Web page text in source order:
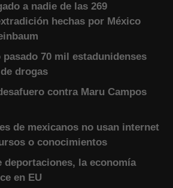
a nadie de las 269
hechas por México
pasado 70 mil estadunidenses
drogas
contra Maru Campos
de mexicanos no usan internet
o conocimientos
deportaciones, la economía
en EU